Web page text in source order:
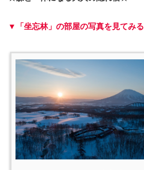
▼「坐忘林」の部屋の写真を見てみる